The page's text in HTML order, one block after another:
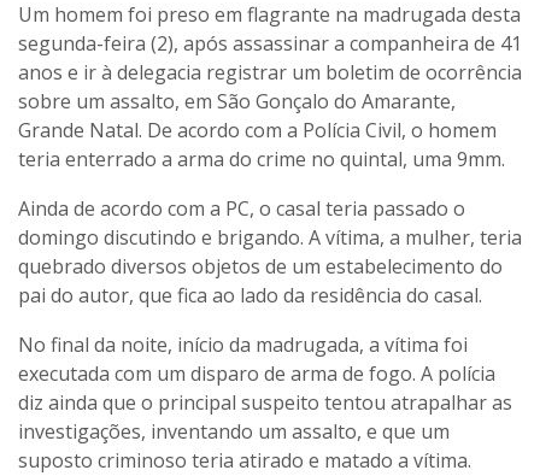
Um homem foi preso em flagrante na madrugada desta
segunda-feira (2), após assassinar a companheira de 41
anos e ir à delegacia registrar um boletim de ocorrência
sobre um assalto, em São Gonçalo do Amarante,
Grande Natal. De acordo com a Polícia Civil, o homem
teria enterrado a arma do crime no quintal, uma 9mm.
Ainda de acordo com a PC, o casal teria passado o
domingo discutindo e brigando. A vítima, a mulher, teria
quebrado diversos objetos de um estabelecimento do
pai do autor, que fica ao lado da residência do casal.
No final da noite, início da madrugada, a vítima foi
executada com um disparo de arma de fogo. A polícia
diz ainda que o principal suspeito tentou atrapalhar as
investigações, inventando um assalto, e que um
suposto criminoso teria atirado e matado a vítima.